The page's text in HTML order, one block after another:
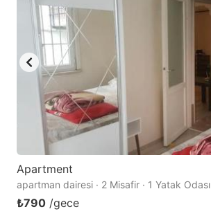
Apartment
apartman dairesi · 2 Misafir · 1 Yatak Odası
₺790 /gece